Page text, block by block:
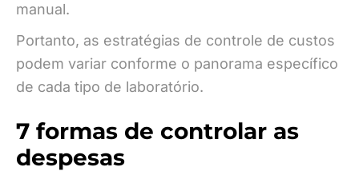
manual.
Portanto, as estratégias de controle de custos
podem variar conforme o panorama específico
de cada tipo de laboratório.
7 formas de controlar as
despesas